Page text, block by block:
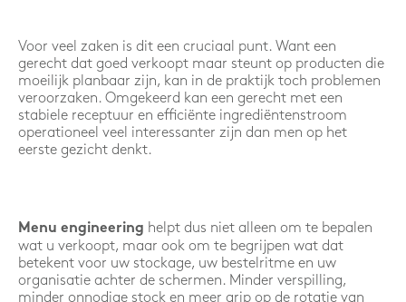
Voor veel zaken is dit een cruciaal punt. Want een
gerecht dat goed verkoopt maar steunt op producten die
moeilijk planbaar zijn, kan in de praktijk toch problemen
veroorzaken. Omgekeerd kan een gerecht met een
stabiele receptuur en efficiënte ingrediëntenstroom
operationeel veel interessanter zijn dan men op het
eerste gezicht denkt.
Menu engineering helpt dus niet alleen om te bepalen
wat u verkoopt, maar ook om te begrijpen wat dat
betekent voor uw stockage, uw bestelritme en uw
organisatie achter de schermen. Minder verspilling,
minder onnodige stock en meer grip op de rotatie van